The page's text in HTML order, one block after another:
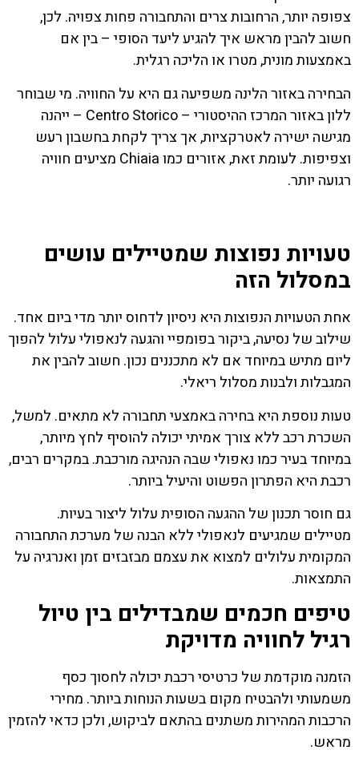
צפופה יותר, הרחובות צרים והתחבורה פחות צפויה. לכן,
חשוב להבין מראש איך להגיע ליעד הסופי – בין אם
באמצעות מונית, מטרו או הליכה רגלית.
הבחירה באזור הלינה משפיעה גם היא על החוויה. מי שבוחר
ללון באזור המרכז ההיסטורי – Centro Storico – ייהנה
מגישה ישירה לאטרקציות, אך צריך לקחת בחשבון רעש
וצפיפות. לעומת זאת, אזורים כמו Chiaia מציעים חוויה
רגועה יותר.
טעויות נפוצות שמטיילים עושים
במסלול הזה
אחת הטעויות הנפוצות היא ניסיון לדחוס יותר מדי ביום אחד.
שילוב של נסיעה, ביקור בפומפיי והגעה לנאפולי עלול להפוך
ליום מתיש במיוחד אם לא מתכננים נכון. חשוב להבין את
המגבלות ולבנות מסלול ריאלי.
טעות נוספת היא בחירה באמצעי תחבורה לא מתאים. למשל,
השכרת רכב ללא צורך אמיתי יכולה להוסיף לחץ מיותר,
במיוחד בעיר כמו נאפולי שבה הנהיגה מורכבת. במקרים רבים,
רכבת היא הפתרון הפשוט והיעיל ביותר.
גם חוסר תכנון של ההגעה הסופית עלול ליצור בעיות.
מטיילים שמגיעים לנאפולי ללא הבנה של מערכת התחבורה
המקומית עלולים למצוא את עצמם מבזבזים זמן ואנרגיה על
התמצאות.
טיפים חכמים שמבדילים בין טיול
רגיל לחוויה מדויקת
הזמנה מוקדמת של כרטיסי רכבת יכולה לחסוך כסף
משמעותי ולהבטיח מקום בשעות הנוחות ביותר. מחירי
הרכבות המהירות משתנים בהתאם לביקוש, ולכן כדאי להזמין
מראש.